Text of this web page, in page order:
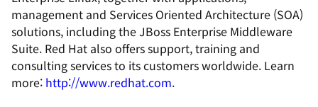
management and Services Oriented Architecture (SOA)
solutions, including the JBoss Enterprise Middleware
Suite. Red Hat also offers support, training and
consulting services to its customers worldwide. Learn
more: http://www.redhat.com.